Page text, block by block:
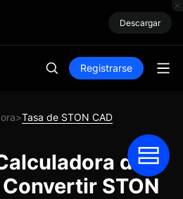
Descargar
Registrarse
>Tasa de STON CAD
de
STON